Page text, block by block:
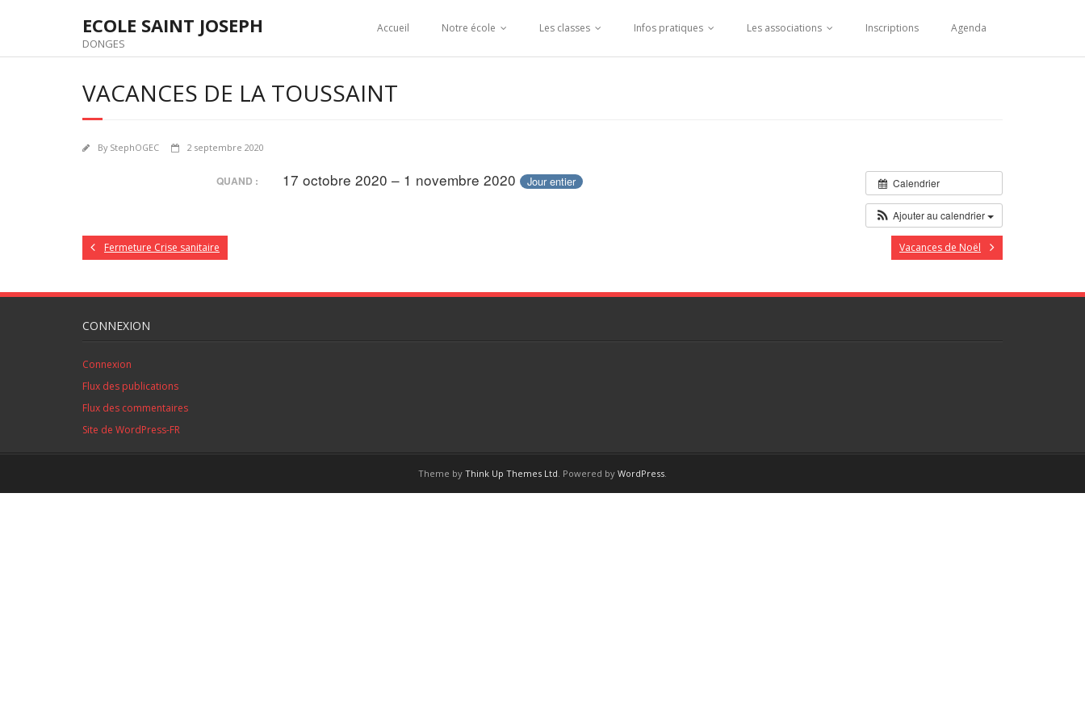
ECOLE SAINT JOSEPH
DONGES
Accueil Notre école Les classes Infos pratiques Les associations Inscriptions Agenda
VACANCES DE LA TOUSSAINT
By StephOGEC 2 septembre 2020
Calendrier
Ajouter au calendrier
QUAND : 17 octobre 2020 – 1 novembre 2020 Jour entier
Fermeture Crise sanitaire Vacances de Noël
CONNEXION
Connexion
Flux des publications
Flux des commentaires
Site de WordPress-FR
Theme by Think Up Themes Ltd. Powered by WordPress.